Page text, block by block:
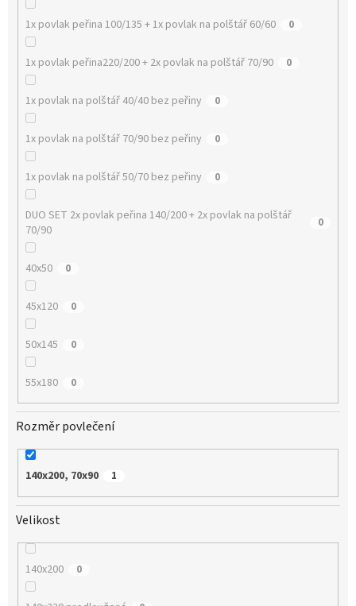
1x povlak peřina 100/135 + 1x povlak na polštář 60/60 0
1x povlak peřina220/200 + 2x povlak na polštář 70/90 0
1x povlak na polštář 40/40 bez peřiny 0
1x povlak na polštář 70/90 bez peřiny 0
1x povlak na polštář 50/70 bez peřiny 0
DUO SET 2x povlak peřina 140/200 + 2x povlak na polštář
70/90
0
40x50 0
45x120 0
50x145 0
55x180 0
Rozměr povlečení
140x200, 70x90 1
Velikost
140x200 0